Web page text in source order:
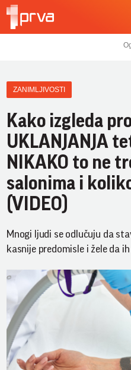
ZANIMLJIVOSTI
Kako izgleda
UKLANJANJA
NIKAKO to ne
salonima i
(VIDEO)
Mnogi ljudi se odlučuju da
kasnije predomisle i žele da